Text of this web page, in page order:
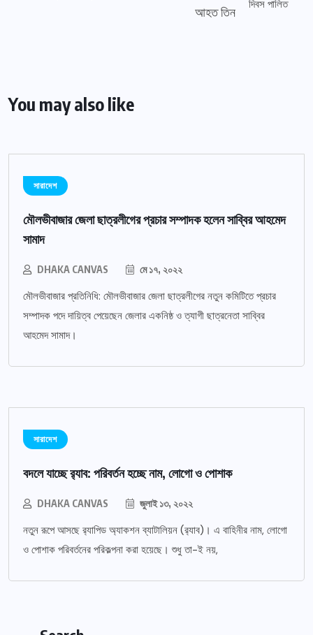
আহত তিন
You may also like
সারাদেশ
মৌলভীবাজার জেলা ছাত্রলীগের প্রচার সম্পাদক হলেন সাব্বির আহমেদ
সামাদ
DHAKA CANVAS মে ১৭, ২০২২
মৌলভীবাজার প্রতিনিধি: মৌলভীবাজার জেলা ছাত্রলীগের নতুন কমিটিতে প্রচার
সম্পাদক পদে দায়িত্ব পেয়েছেন জেলার একনিষ্ঠ ও ত্যাগী ছাত্রনেতা সাব্বির
আহমেদ সামাদ।
সারাদেশ
বদলে যাচ্ছে র‌্যাব: পরিবর্তন হচ্ছে নাম, লোগো ও পোশাক
DHAKA CANVAS জুলাই ১৩, ২০২২
নতুন রূপে আসছে র‌্যাপিড অ্যাকশন ব্যাটালিয়ন (র‌্যাব)। এ বাহিনীর নাম, লোগো
ও পোশাক পরিবর্তনের পরিকল্পনা করা হয়েছে। শুধু তা-ই নয়,